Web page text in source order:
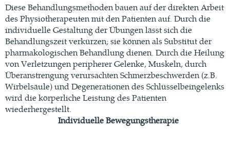
Diese Behandlungsmethoden bauen auf der direkten Arbeit
des Physiotherapeuten mit den Patienten auf. Durch die
individuelle Gestaltung der Übungen lässt sich die
Behandlungszeit verkürzen; sie können als Substitut der
pharmakologischen Behandlung dienen. Durch die Heilung
von Verletzungen peripherer Gelenke, Muskeln, durch
Überanstrengung verursachten Schmerzbeschwerden (z.B.
Wirbelsäule) und Degenerationen des Schlüsselbeingelenks
wird die körperliche Leistung des Patienten
wiederhergestellt.
Individuelle Bewegungstherapie